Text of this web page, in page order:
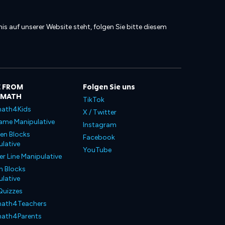
auf unserer Website steht, folgen Sie bitte diesem
FROM
Manipulative
Blocks
Line Manipulative
Blocks
Folgen Sie uns
TikTok
X / Twitter
Instagram
Facebook
YouTube